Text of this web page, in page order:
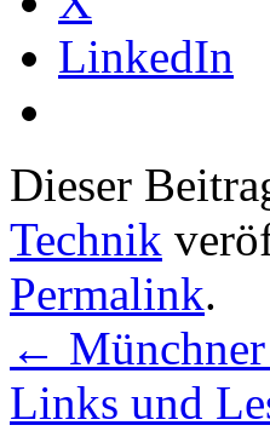
LinkedIn
Dieser
Technik
Permalink.
←
Links und